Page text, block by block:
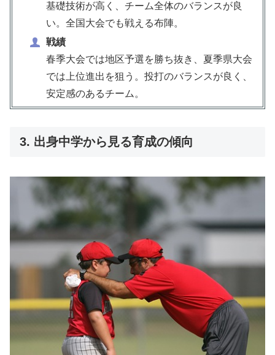
基礎技術が高く、チーム全体のバランスが良
い。全国大会でも戦える布陣。
戦績
春季大会では地区予選を勝ち抜き、夏季県大会
では上位進出を狙う。投打のバランスが良く、
安定感のあるチーム。
3. 出身中学から見る育成の傾向